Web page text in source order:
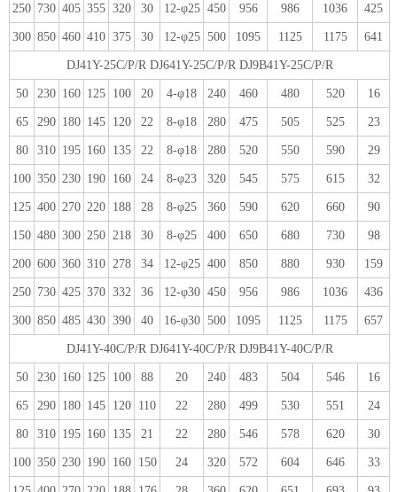
250 730 405 355 320 30 12-φ25 450 956 986 1036 425
300 850 460 410 375 30 12-φ25 500 1095 1125 1175 641
DJ41Y-25C/P/R DJ641Y-25C/P/R DJ9B41Y-25C/P/R
50 230 160 125 100 20 4-φ18 240 460 480 520 16
65 290 180 145 120 22 8-φ18 280 475 505 525 23
80 310 195 160 135 22 8-φ18 280 520 550 590 29
100 350 230 190 160 24 8-φ23 320 545 575 615 32
125 400 270 220 188 28 8-φ25 360 590 620 660 90
150 480 300 250 218 30 8-φ25 400 650 680 730 98
200 600 360 310 278 34 12-φ25 400 850 880 930 159
250 730 425 370 332 36 12-φ30 450 956 986 1036 436
300 850 485 430 390 40 16-φ30 500 1095 1125 1175 657
DJ41Y-40C/P/R DJ641Y-40C/P/R DJ9B41Y-40C/P/R
50 230 160 125 100 88 20 240 483 504 546 16
65 290 180 145 120 110 22 280 499 530 551 24
80 310 195 160 135 21 22 280 546 578 620 30
100 350 230 190 160 150 24 320 572 604 646 33